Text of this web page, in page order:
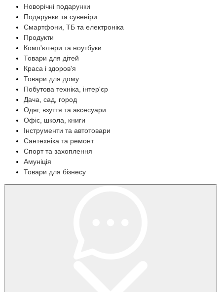
Новорічні подарунки
Подарунки та сувеніри
Смартфони, ТБ та електроніка
Продукти
Комп'ютери та ноутбуки
Товари для дітей
Краса і здоров'я
Товари для дому
Побутова техніка, інтер'єр
Дача, сад, город
Одяг, взуття та аксесуари
Офіс, школа, книги
Інструменти та автотовари
Сантехніка та ремонт
Спорт та захоплення
Амуніція
Товари для бізнесу